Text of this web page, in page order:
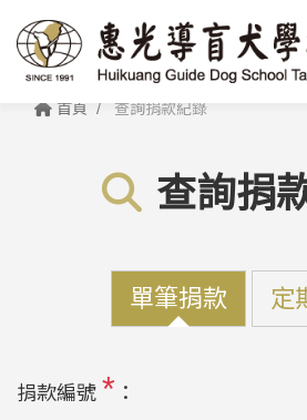
首頁 查詢捐款紀錄
查詢捐
單筆捐款 定
捐款編號 * ：